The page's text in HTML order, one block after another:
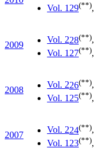
Vol. 1 29(**),
2009
Vol. 228(**),
Vol. 1 27(**),
2008
Vol. 226(**),
Vol. 1 25(**),
2007
Vol. 224(**),
Vol. 1 23(**),